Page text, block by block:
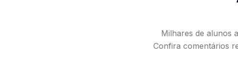
Milhares de alunos
Confira comentários